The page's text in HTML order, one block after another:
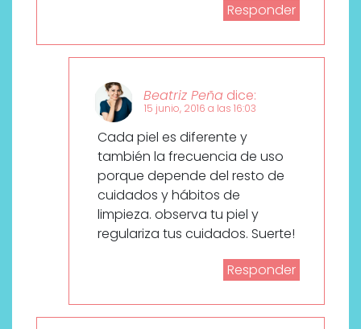
Responder
Beatriz Peña dice:
15 junio, 2016 a las 16:03
Cada piel es diferente y
también la frecuencia de uso
porque depende del resto de
cuidados y hábitos de
limpieza. observa tu piel y
regulariza tus cuidados. Suerte!
Responder